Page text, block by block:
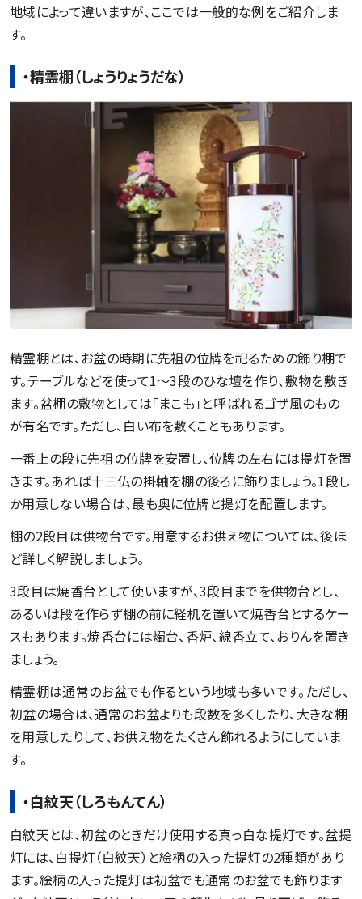
地域によって違いますが、ここでは一般的な例をご紹介しま
す。
・精霊棚（しょうりょうだな）
精霊棚とは、お盆の時期に先祖の位牌を祀るための飾り棚で
す。テーブルなどを使って1〜3段のひな壇を作り、敷物を敷き
ます。盆棚の敷物としては「まこも」と呼ばれるゴザ風のもの
が有名です。ただし、白い布を敷くこともあります。
一番上の段に先祖の位牌を安置し、位牌の左右には提灯を置
きます。あれば十三仏の掛軸を棚の後ろに飾りましょう。1段し
か用意しない場合は、最も奥に位牌と提灯を配置します。
棚の2段目は供物台です。用意するお供え物については、後ほ
ど詳しく解説しましょう。
3段目は焼香台として使いますが、3段目までを供物台とし、
あるいは段を作らず棚の前に経机を置いて焼香台とするケー
スもあります。焼香台には燭台、香炉、線香立て、おりんを置き
ましょう。
精霊棚は通常のお盆でも作るという地域も多いです。ただし、
初盆の場合は、通常のお盆よりも段数を多くしたり、大きな棚
を用意したりして、お供え物をたくさん飾れるようにしていま
す。
・白紋天（しろもんてん）
白紋天とは、初盆のときだけ使用する真っ白な提灯です。盆提
灯には、白提灯（白紋天）と絵柄の入った提灯の2種類があり
ます。絵柄の入った提灯は初盆でも通常のお盆でも飾ります